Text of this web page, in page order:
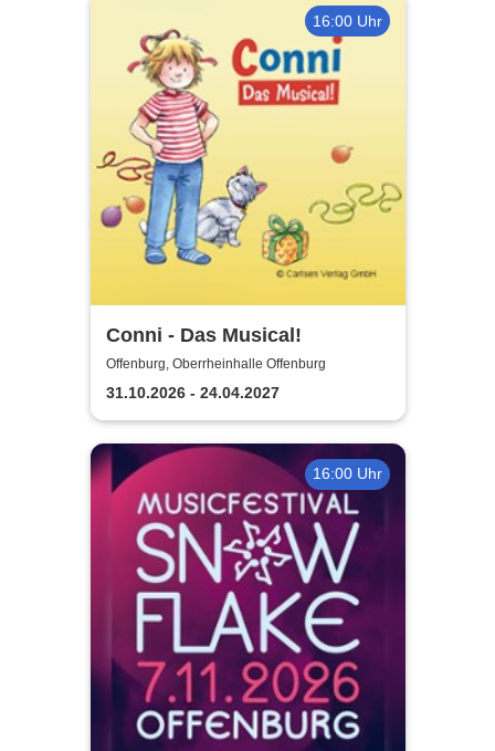
16:00 Uhr
Conni - Das Musical!
Offenburg, Oberrheinhalle Offenburg
31.10.2026 - 24.04.2027
16:00 Uhr